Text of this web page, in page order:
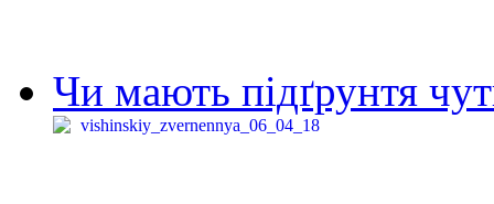
Чи мають підґрунтя